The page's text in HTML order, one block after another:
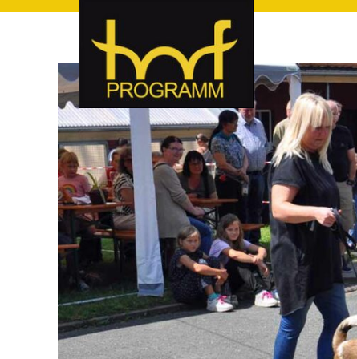
hof-programm – das
hof-programm – das Veranstaltungsportal für Hof und